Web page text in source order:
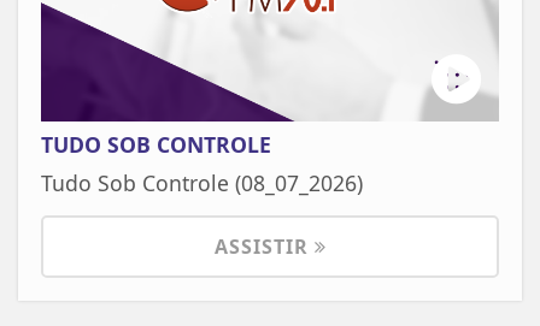
TUDO SOB CONTROLE
Tudo Sob Controle (08_07_2026)
ASSISTIR